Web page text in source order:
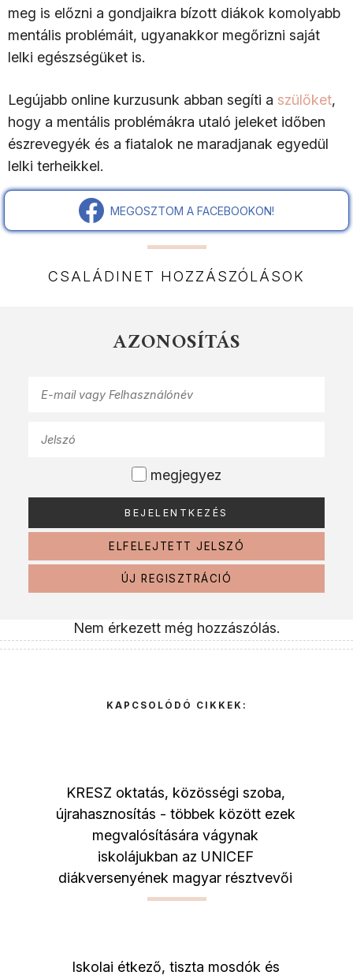
meg is előzni a gondjaikra bízott diákok komolyabb
mentális problémáit, ugyanakkor megőrizni saját
lelki egészségüket is.
Legújabb online kurzusunk abban segíti a szülőket,
hogy a mentális problémákra utaló jeleket időben
észrevegyék és a fiatalok ne maradjanak egyedül
lelki terheikkel.
MEGOSZTOM A FACEBOOKON!
CSALÁDINET HOZZÁSZÓLÁSOK
AZONOSÍTÁS
megjegyez
ELFELEJTETT JELSZÓ
ÚJ REGISZTRÁCIÓ
Nem érkezett még hozzászólás.
KAPCSOLÓDÓ CIKKEK:
KRESZ oktatás, közösségi szoba,
újrahasznosítás - többek között ezek
megvalósítására vágynak
iskolájukban az UNICEF
diákversenyének magyar résztvevői
Iskolai étkező, tiszta mosdók és